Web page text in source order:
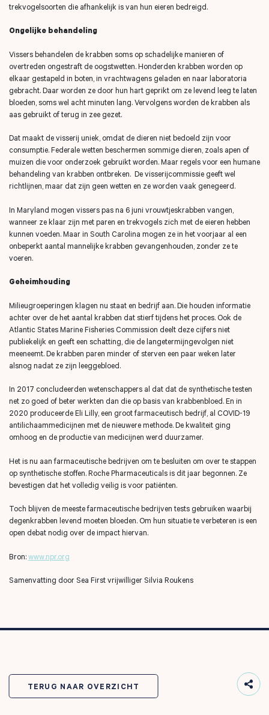
trekvogelsoorten die afhankelijk is van hun eieren bedreigd.
Ongelijke behandeling
Vissers behandelen de krabben soms op schadelijke manieren of
overtreden ongestraft de oogstwetten. Honderden krabben worden op
elkaar gestapeld in boten, in vrachtwagens geladen en naar laboratoria
gebracht. Daar worden ze door hun hart geprikt om ze levend leeg te laten
bloeden, soms wel acht minuten lang. Vervolgens worden de krabben als
aas gebruikt of terug in zee gezet.
Dat maakt de visserij uniek, omdat de dieren niet bedoeld zijn voor
consumptie. Federale wetten beschermen sommige dieren, zoals apen of
muizen die voor onderzoek gebruikt worden. Maar regels voor een humane
behandeling van krabben ontbreken. De visserijcommissie geeft wel
richtlijnen, maar dat zijn geen wetten en ze worden vaak genegeerd.
In Maryland mogen vissers pas na 6 juni vrouwtjeskrabben vangen,
wanneer ze klaar zijn met paren en trekvogels zich met de eieren hebben
kunnen voeden. Maar in South Carolina mogen ze in het voorjaar al een
onbeperkt aantal mannelijke krabben gevangenhouden, zonder ze te
voeren.
Geheimhouding
Milieugroeperingen klagen nu staat en bedrijf aan. Die houden informatie
achter over de het aantal krabben dat stierf tijdens het proces. Ook de
Atlantic States Marine Fisheries Commission deelt deze cijfers niet
publiekelijk en geeft een schatting, die de langetermijngevolgen niet
meeneemt. De krabben paren minder of sterven een paar weken later
alsnog nadat ze zijn leeggebloed.
In 2017 concludeerden wetenschappers al dat dat de synthetische testen
net zo goed of beter werkten dan die op basis van krabbenbloed. En in
2020 produceerde Eli Lilly, een groot farmaceutisch bedrijf, al COVID-19
antilichaammedicijnen met de nieuwere methode. De kwaliteit ging
omhoog en de productie van medicijnen werd duurzamer.
Het is nu aan farmaceutische bedrijven om te besluiten om over te stappen
op synthetische stoffen. Roche Pharmaceuticals is dit jaar begonnen. Ze
bevestigen dat het volledig veilig is voor patiënten.
Toch blijven de meeste farmaceutische bedrijven tests gebruiken waarbij
degenkrabben levend moeten bloeden. Om hun situatie te verbeteren is een
open debat nodig over de impact hiervan.
Bron:www.npr.org
Samenvatting door Sea First vrijwilliger Silvia Roukens
TERUG NAAR OVERZICHT